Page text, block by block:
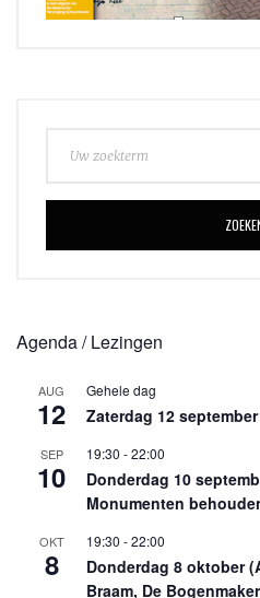
Agenda / Lezingen
AUG
12
Gehele dag
Zaterdag 12
SEP
10
19:30 -22:00
Donderdag 10
Monumenten
OKT
8
19:30 -22:00
Donderdag 8 oktober
Braam, De